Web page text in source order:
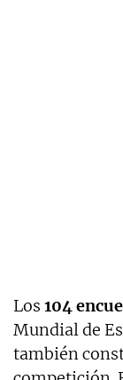
Los 104
Mundial de
también